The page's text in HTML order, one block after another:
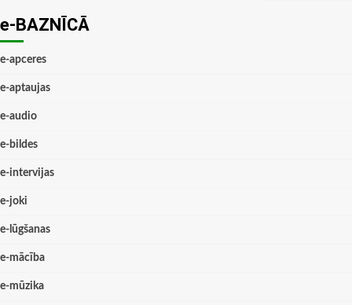
e-BAZNĪCĀ
e-apceres
e-aptaujas
e-audio
e-bildes
e-intervijas
e-joki
e-lūgšanas
e-mācība
e-mūzika